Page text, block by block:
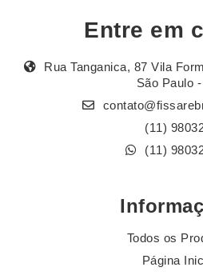
Entre em
Rua Tanganica, 87 Vila
São Paulo
(11)
(11)
Todos os
Página